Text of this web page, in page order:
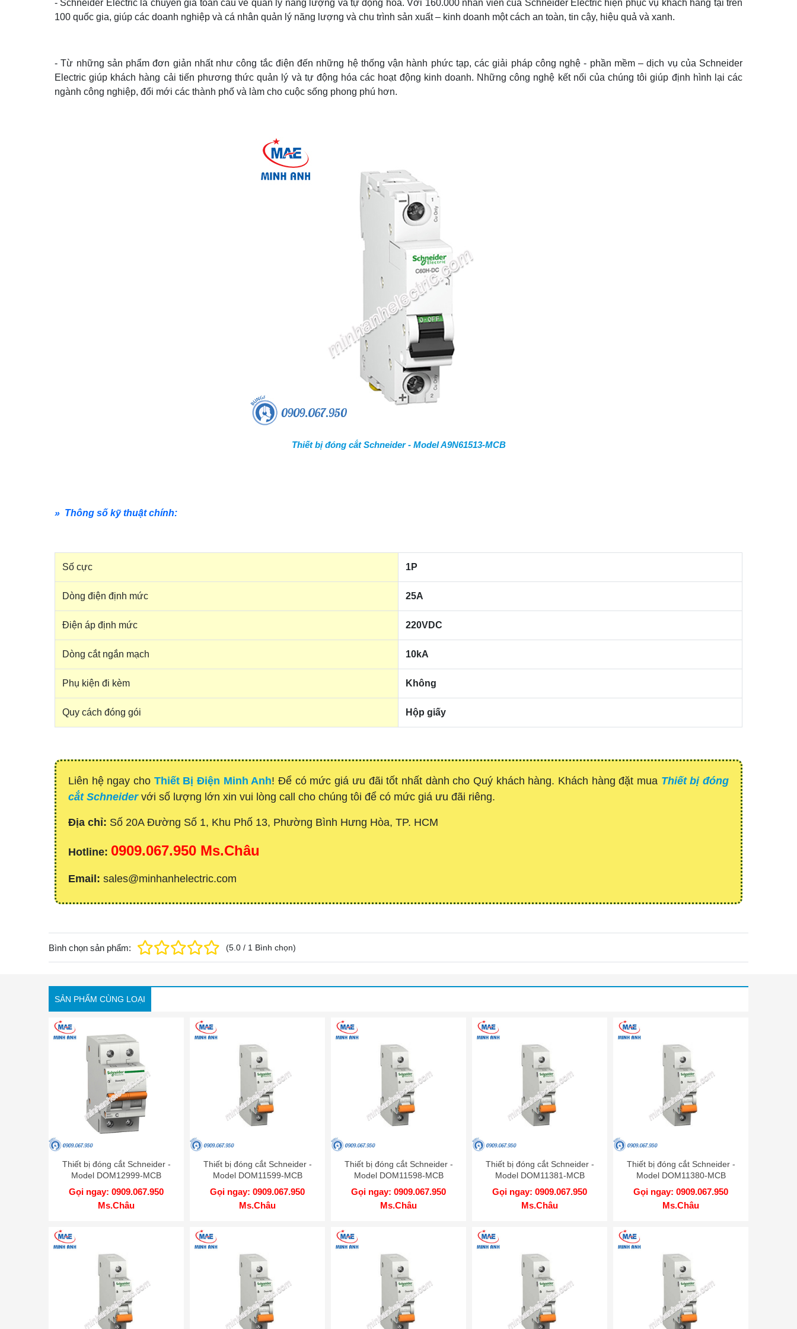
- Schneider Electric là chuyên gia toàn cầu về quản lý năng lượng và tự động hóa. Với 160.000 nhân viên của Schneider Electric hiện phục vụ khách hàng tại trên
100 quốc gia, giúp các doanh nghiệp và cá nhân quản lý năng lượng và chu trình sản xuất – kinh doanh một cách an toàn, tin cậy, hiệu quả và xanh.
- Từ những sản phẩm đơn giản nhất như công tắc điện đến những hệ thống vận hành phức tạp, các giải pháp công nghệ - phần mềm – dịch vụ của Schneider
Electric giúp khách hàng cải tiến phương thức quản lý và tự động hóa các hoạt động kinh doanh. Những công nghệ kết nối của chúng tôi giúp định hình lại các
ngành công nghiệp, đổi mới các thành phố và làm cho cuộc sống phong phú hơn.
Thiết bị đóng cắt Schneider - Model A9N61513-MCB
» Thông số kỹ thuật chính:
Số cực 1P
Dòng điện định mức 25A
Điện áp định mức 220VDC
Dòng cắt ngắn mạch 10kA
Phụ kiện đi kèm Không
Quy cách đóng gói Hộp giấy
Liên hệ ngay cho Thiết Bị Điện Minh Anh! Để có mức giá ưu đãi tốt nhất dành cho Quý khách hàng. Khách hàng đặt mua Thiết bị đóng
cắt Schneider với số lượng lớn xin vui lòng call cho chúng tôi để có mức giá ưu đãi riêng.
Địa chỉ: Số 20A Đường Số 1, Khu Phố 13, Phường Bình Hưng Hòa, TP. HCM
Hotline: 0909.067.950 Ms.Châu
Email: sales@minhanhelectric.com
Bình chọn sản phẩm: (5.0 / 1 Bình chọn)
SẢN PHẨM CÙNG LOẠI
Thiết bị đóng cắt Schneider -
Model DOM12999-MCB
Gọi ngay: 0909.067.950
Ms.Châu
Thiết bị đóng cắt Schneider -
Model DOM11599-MCB
Gọi ngay: 0909.067.950
Ms.Châu
Thiết bị đóng cắt Schneider -
Model DOM11598-MCB
Gọi ngay: 0909.067.950
Ms.Châu
Thiết bị đóng cắt Schneider -
Model DOM11381-MCB
Gọi ngay: 0909.067.950
Ms.Châu
Thiết bị đóng cắt Schneider -
Model DOM11380-MCB
Gọi ngay: 0909.067.950
Ms.Châu